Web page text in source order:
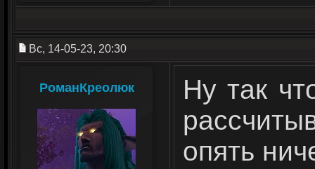
Вс, 14-05-23, 20:30
РоманКреолюк
Ну так
опять